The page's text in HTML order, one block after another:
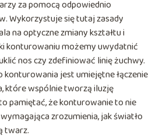
za pomocą odpowiednio
Wykorzystuje się tutaj zasady
na optyczne zmiany kształtu i
konturowaniu możemy uwydatnić
nos czy zdefiniować linię żuchwy.
konturowania jest umiejętne łączenie
które wspólnie tworzą iluzję
pamiętać, że konturowanie to nie
zrozumienia, jak światło
twarz.